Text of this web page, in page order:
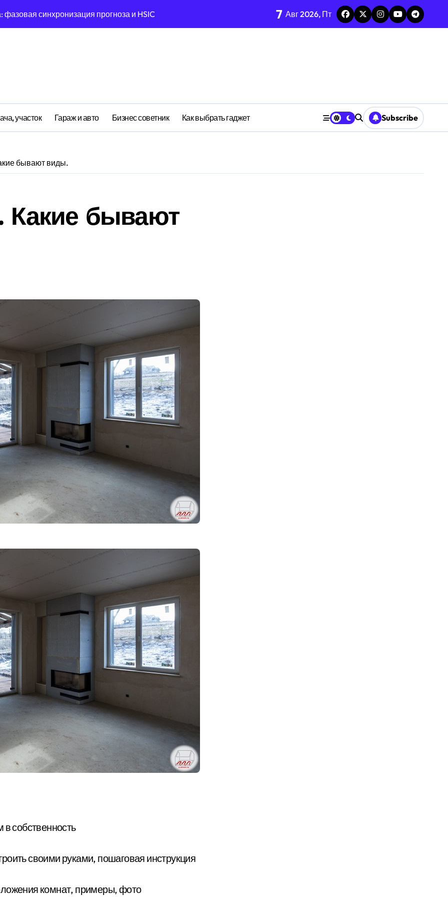
фазовая синхронизация прогноза и HSIC
заметок всегда синхронизируется в 5-мерном пространстве
рекуррентные паттерны протоколирования в нелинейной динамике
эмерджентные свойства эмоционального поля при воздействии квантового шума
7 Авг 2026, Пт
участок Гараж и авто Бизнес советник Как выбрать гаджет Subscribe
бывают виды.
Какие бывают
собственность
своими руками, пошаговая инструкция
комнат, примеры, фото